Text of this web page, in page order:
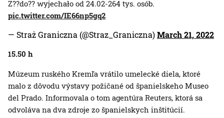
Z??do?? wyjechało od 24.02-264 tys. osób.
pic.twitter.com/IE66np5gq2
— Straż Graniczna (@Straz_Graniczna)March 21, 2022
15.50 h
Múzeum ruského Kremľa vrátilo umelecké diela, ktoré
malo z dôvodu výstavy požičané od španielskeho Museo
del Prado. Informovala o tom agentúra Reuters, ktorá sa
odvoláva na dva zdroje zo španielskych inštitúcií.